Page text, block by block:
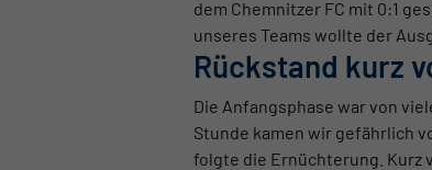
dem Chemnitzer FC mit 0:1
unseres Teams wollte der
Rückstand kurz
Die Anfangsphase war von
Stunde kamen wir gefährlich
folgte die Ernüchterung. Kurz